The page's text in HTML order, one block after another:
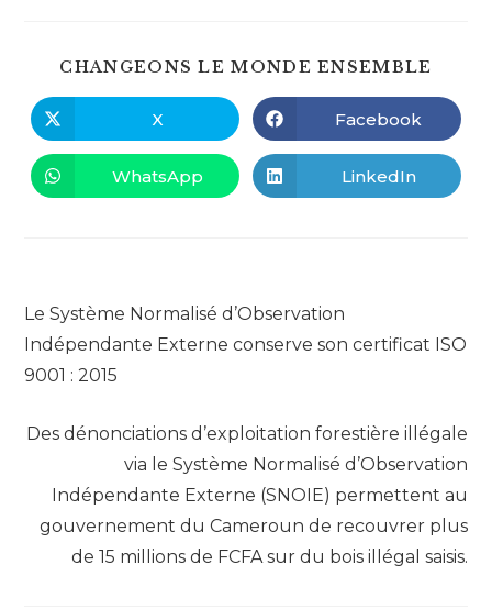
CHANGEONS LE MONDE ENSEMBLE
Ouvrir
dans
une
autre
fenêtre
X Ouvrir
dans
une
autre
fenêtre
Facebook
Ouvrir
dans
WhatsApp Ouvrir
dans
LinkedIn
articles
Le Système Normalisé d’Observation
Indépendante Externe conserve son certificat ISO
9001 : 2015
Des dénonciations d’exploitation forestière illégale
via le Système Normalisé d’Observation
Indépendante Externe (SNOIE) permettent au
gouvernement du Cameroun de recouvrer plus
de 15 millions de FCFA sur du bois illégal saisis.